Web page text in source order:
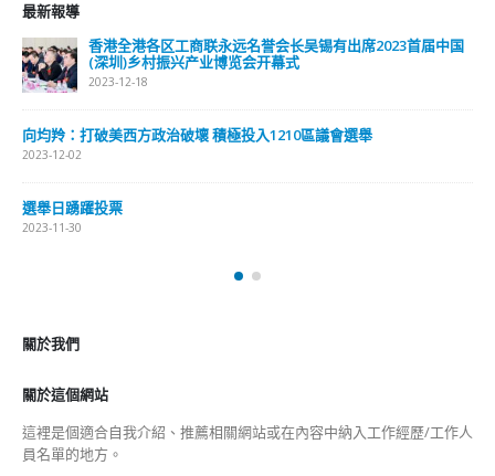
最新報導
香港全港各区工商联永远名誉会长吴锡有出席2023首届中国
(深圳)乡村振兴产业博览会开幕式
2023-12-18
向均羚：打破美西方政治破壞 積極投入1210區議會選舉
2023-12-02
選舉日踴躍投票
2023-11-30
關於我們
關於這個網站
這裡是個適合自我介紹、推薦相關網站或在內容中納入工作經歷/工作人
員名單的地方。